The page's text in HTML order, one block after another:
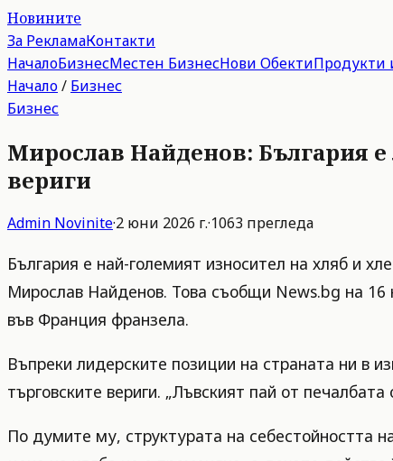
Новините
За РекламаКонтакти
НачалоБизнесМестен БизнесНови ОбектиПродукти
Начало/ Бизнес
Бизнес
Мирослав Найденов: България е
вериги
Admin Novinite·2 юни 2026 г.·1063 прегледа
България е най-големият износител на хляб и
Мирослав Найденов. Това съобщи News.bg на 16
във Франция франзела.
Въпреки лидерските позиции на страната ни в
търговските вериги. „Лъвският пай от
По думите му, структурата на себестойността